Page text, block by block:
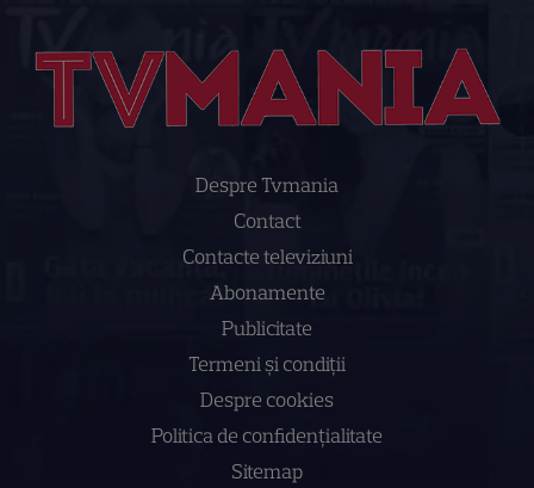
Despre Tvmania
Contact
Contacte televiziuni
Abonamente
Publicitate
Termeni și condiții
Despre cookies
Politica de confidenţialitate
Sitemap